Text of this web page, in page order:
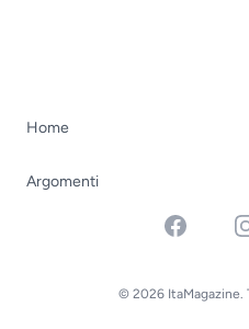
Home
Argomenti
Facebook
© 2026